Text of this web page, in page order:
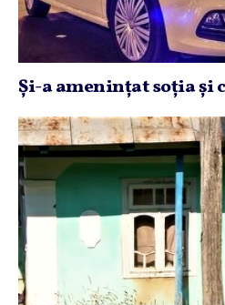
Şi-a ameninţat soţia şi